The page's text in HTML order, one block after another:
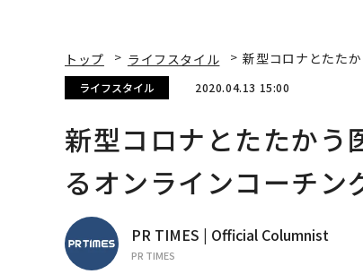
トップ ライフスタイル 新型コロナとたた
ライフスタイル 2020.04.13 15:00
新型コロナとたたか
るオンラインコーチン
PR TIMES | Official Columnist
PR TIMES